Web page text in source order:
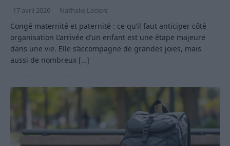
17 avril 2026 Nathalie Leclerc
Congé maternité et paternité : ce qu’il faut anticiper côté
organisation L’arrivée d’un enfant est une étape majeure
dans une vie. Elle s’accompagne de grandes joies, mais
aussi de nombreux […]